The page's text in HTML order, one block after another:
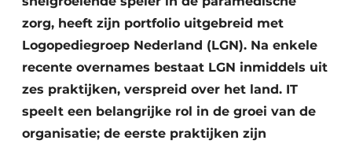
zorg, heeft zijn portfolio uitgebreid met
Logopediegroep Nederland (LGN). Na enkele
recente overnames bestaat LGN inmiddels uit
zes praktijken, verspreid over het land. IT
speelt een belangrijke rol in de groei van de
organisatie; de eerste praktijken zijn